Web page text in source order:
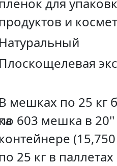
продуктов и
Натуральный
Плоскощелевая
В мешках по 25 кг
по 603 мешка в
контейнере
по 25 кг в